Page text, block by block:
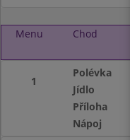
Menu Chod
1
Polévka
Jídlo
Příloha
Nápoj